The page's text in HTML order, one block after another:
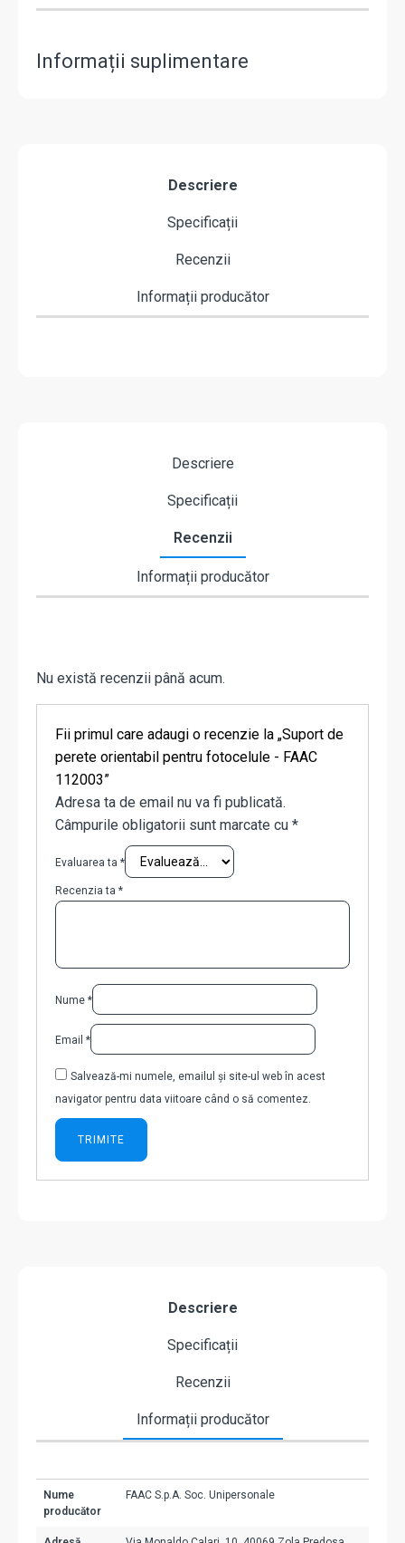
Informații suplimentare
Descriere
Specificații
Recenzii
Informații producător
Descriere
Specificații
Recenzii
Informații producător
Nu există recenzii până acum.
Fii primul care adaugi o recenzie la „Suport de
perete orientabil pentru fotocelule - FAAC
112003”
Adresa ta de email nu va fi publicată.
Câmpurile obligatorii sunt marcate cu *
Evaluarea ta *
Recenzia ta *
Nume *
Email *
Salvează-mi numele, emailul și site-ul web în acest
navigator pentru data viitoare când o să comentez.
Descriere
Specificații
Recenzii
Informații producător
Nume
producător
FAAC S.p.A. Soc. Unipersonale